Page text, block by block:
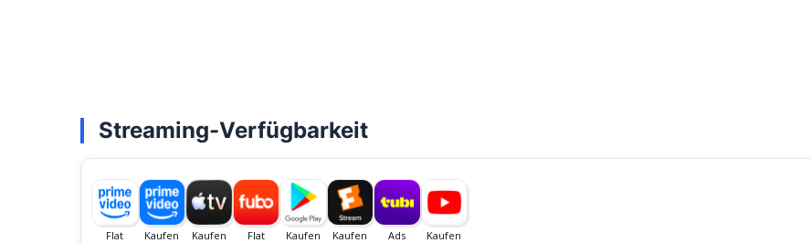
Streaming-Verfügbarkeit